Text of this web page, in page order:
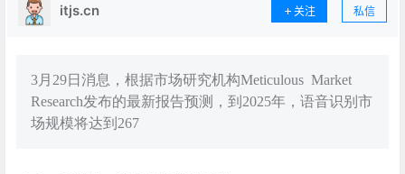
itjs.cn 关注 私信
3月29日消息，根据市场研究机构Meticulous Market
Research发布的最新报告预测，到2025年，语音识别市
场规模将达到267